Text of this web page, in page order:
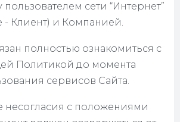
сети “Интернет”
- Клиент) и Компанией.
полностью ознакомиться с
Политикой до момента
сервисов Сайта.
несогласия с положениями